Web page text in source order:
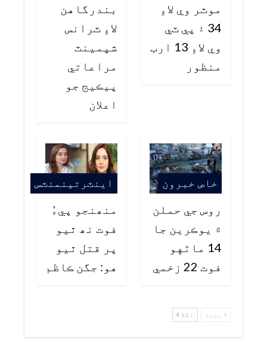
موٽر وي لاءِ
34 ۽ پي ٽي
وي لاءِ 13 ارب
منظور
بندرگاهن
لاءِ ٽرانس
شپمينٽ
مراعاتي
پيڪيج جو
اعلان
خاص خبرون
روس جي حملن
۾ يوڪرين جا
14 ماڻهو
فوت 22 زخمي
اينٽرتينمنٽس
منھنجو پيءُ
فوت نھ ٿيو
پر قتل ٿيو
هو: جگن ڪاظم
پچھلا اگلا